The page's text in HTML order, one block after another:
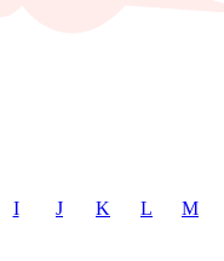
I J K L M